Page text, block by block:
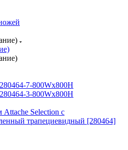
Selection с
трапециевидный [280464]